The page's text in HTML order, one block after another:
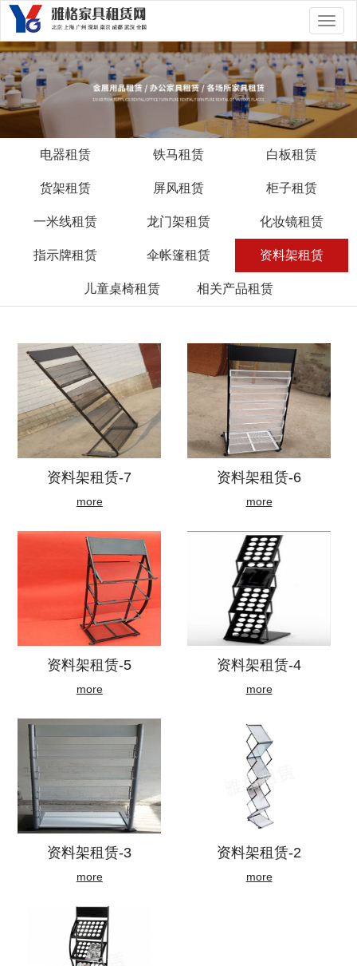
切
换
导
航
电器租赁 铁马租赁 白板租赁
货架租赁 屏风租赁 柜子租赁
一米线租赁 龙门架租赁 化妆镜租赁
指示牌租赁 伞帐篷租赁 资料架租赁
儿童桌椅租赁 相关产品租赁
资料架租赁-7
more
资料架租赁-6
more
资料架租赁-5
more
资料架租赁-4
more
资料架租赁-3
more
资料架租赁-2
more